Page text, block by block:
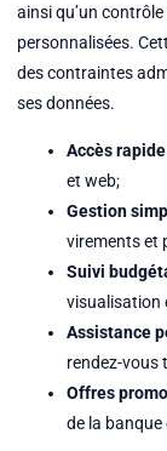
ainsi qu’un
personnalisées.
des contraintes
ses données.
Accès
et web;
Gestion
virements et
Suivi
visualisation
Assistance
rendez-vous
Offres
de la banque